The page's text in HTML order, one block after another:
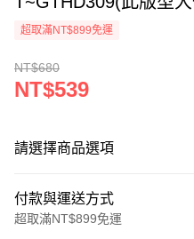
超取滿NT$899免運
NT$680
NT$539
請選擇商品選項
付款與運送方式
超取滿NT$899免運